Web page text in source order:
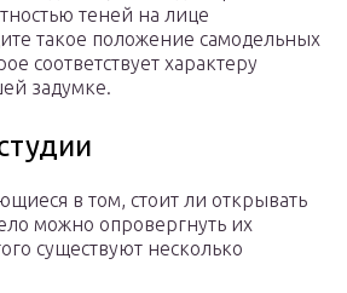
теней на лице
такое положение самодельных
соответствует характеру
задумке.
в том, стоит ли открывать
можно опровергнуть их
существуют несколько